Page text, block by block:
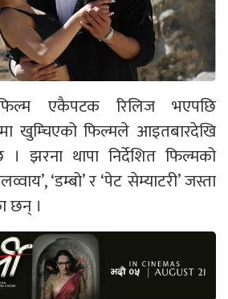
एकैपटक रिलिज भएपछि
खुम्चिएको फिल्मले आइतबारदेखि
झरना थापा निर्देशित फिल्मको
‘डम्बो’ र ‘पेट सेम्याटरी’ जस्ता
छन् ।